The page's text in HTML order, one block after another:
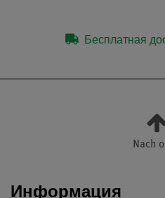
Бесплатная
Nach
Информация